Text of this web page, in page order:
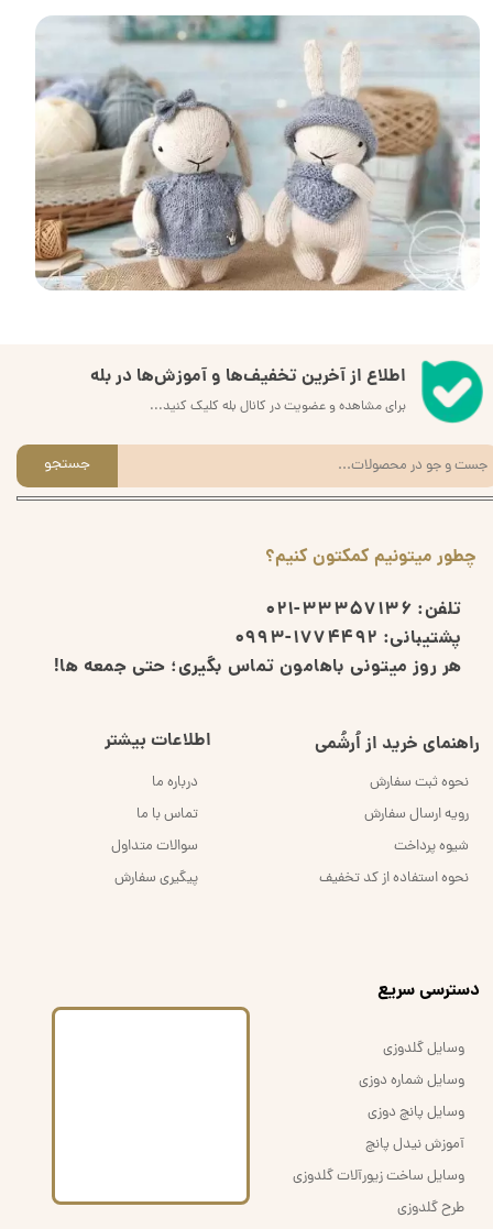
چطور میتونیم کمکتون کنیم؟
تلفن: 33357136-021
پشتیبانی: 1774492-0993
هر روز میتونی باهامون تماس بگیری؛ حتی جمعه ها!
راهنمای خرید از اُرشُمی
نحوه ثبت سفارش
رویه ارسال سفارش
شیوه پرداخت
نحوه استفاده از کد تخفیف
اطلاعات بیشتر
درباره ما
تماس با ما
سوالات متداول
پیگیری سفارش
اطلاع از آخرین تخفیف‌ها و آموزش‌ها در بله
برای مشاهده و عضویت در کانال بله کلیک کنید...
جستجو
​دسترسی سریع
وسایل گلدوزی
وسایل شماره دوزی
وسایل پانچ دوزی
آموزش نیدل پانچ
وسایل ساخت زیورآلات گلدوزی
طرح گلدوزی